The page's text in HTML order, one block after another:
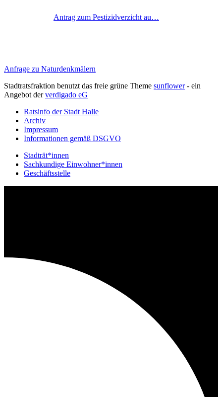
Antrag zum Pestizidverzicht au…
Anfrage zu Naturdenkmälern
Stadtratsfraktion benutzt das freie grüne Theme sunflower‐ ein
Angebot derverdigado eG
Ratsinfo der Stadt Halle
Archiv
Impressum
Informationen gemäß DSGVO
Stadträt*innen
Sachkundige Einwohner*innen
Geschäftsstelle